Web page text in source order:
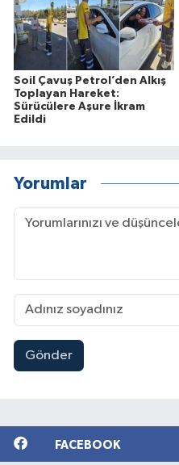
Soil Çavuş Petrol’den Alkış
Toplayan Hareket:
Sürücülere Aşure İkram
Edildi
Yorumlar
Gönder
FACEBOOK